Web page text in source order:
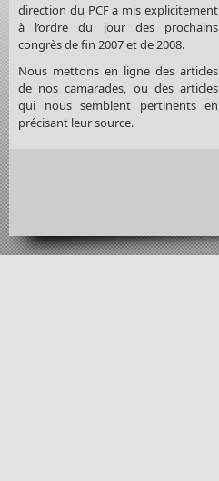
direction du PCF a mis explicitement
à l’ordre du jour des prochains
congrès de fin 2007 et de 2008.
Nous mettons en ligne des articles
de nos camarades, ou des articles
qui nous semblent pertinents en
précisant leur source.